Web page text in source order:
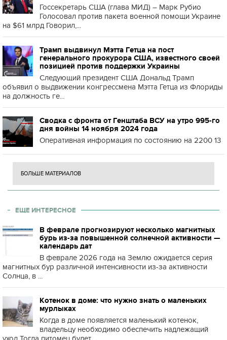
Госсекретарь США (глава МИД) – Марк Рубио
Голосовал против пакета военной помощи Украине
на $61 млрд Говорил,...
Трамп выдвинул Мэтта Гетца на пост
генерального прокурора США, известного своей
позицией против поддержки Украины
Следующий президент США Дональд Трамп
объявил о выдвижении конгрессмена Мэтта Гетца из Флориды
на должность ге...
Сводка с фронта от Генштаба ВСУ на утро 995-го
дня войны 14 ноября 2024 года
Оперативная информация по состоянию на 2200 13
БОЛЬШЕ МАТЕРИАЛОВ
ЕЩЕ ИНТЕРЕСНОЕ
В феврале прогнозируют несколько магнитных
бурь из-за повышенной солнечной активности —
календарь дат
В феврале 2026 года на Землю ожидается серия
магнитных бур различной интенсивности из-за активности
Солнца, в ...
Котенок в доме: что нужно знать о маленьких
мурлыках
Когда в доме появляется маленький котенок,
владельцу необходимо обеспечить надлежащий